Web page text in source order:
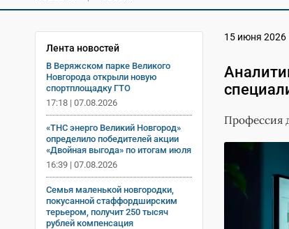
Лента новостей
В Веряжском парке Великого
Новгорода открыли новую
спортплощадку ГТО
17:18 | 07.08.2026
«ТНС энерго Великий Новгород»
определило победителей акции
«Двойная выгода» по итогам июля
16:39 | 07.08.2026
Семья маленькой новгородки,
покусанной стаффордширским
терьером, получит 250 тысяч
рублей компенсация
15 июня 2026
Профессия